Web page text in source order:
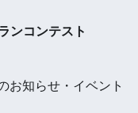
ンコンテスト
お知らせ・イベント